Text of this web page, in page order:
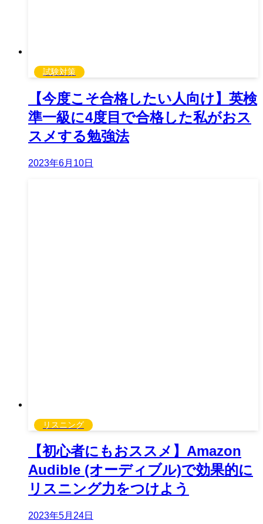
試験対策
【今度こそ合格したい人向け】英検
準一級に4度目で合格した私がおス
スメする勉強法
2023年6月10日
リスニング
【初心者にもおススメ】Amazon
Audible (オーディブル)で効果的に
リスニング力をつけよう
2023年5月24日